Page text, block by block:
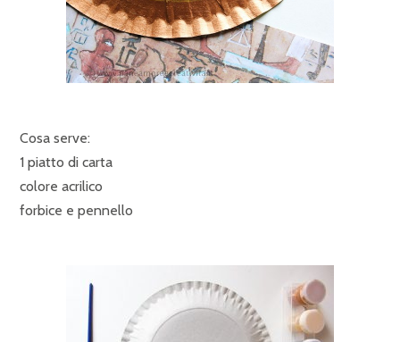
Cosa serve:
1 piatto di carta
colore acrilico
forbice e pennello